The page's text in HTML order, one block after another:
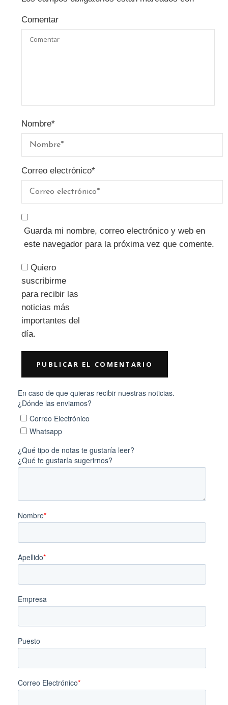
Comentar
Nombre*
Correo electrónico*
Guarda mi nombre, correo electrónico y web en
este navegador para la próxima vez que comente.
Quiero
suscribirme
para recibir las
noticias más
importantes del
día.